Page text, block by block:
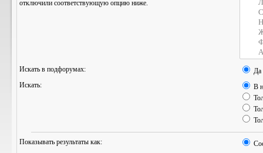
отключили соответствующую опцию ниже.
Искать в подфорумах:
Да
Искать:
В
Показывать результаты как: